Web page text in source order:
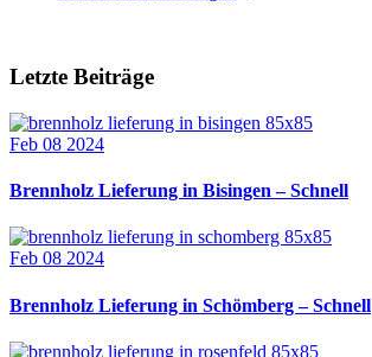
Letzte Beiträge
Feb 08 2024
Brennholz Lieferung in Bisingen – Schnell
Feb 08 2024
Brennholz Lieferung in Schömberg – Schnell